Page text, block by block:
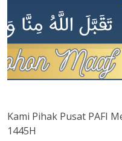
Kami Pihak Pusat PAFI
1445H